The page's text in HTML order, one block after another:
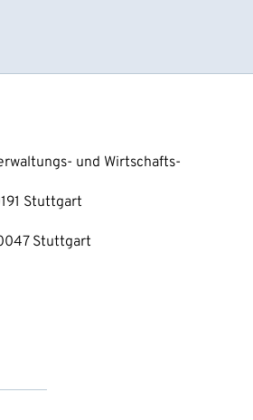
und Wirtschafts-
Stuttgart
Stuttgart